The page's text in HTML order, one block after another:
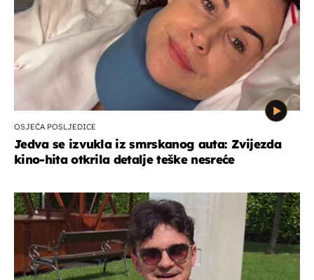
OSJEĆA POSLJEDICE
Jedva se izvukla iz smrskanog auta: Zvijezda
kino-hita otkrila detalje teške nesreće